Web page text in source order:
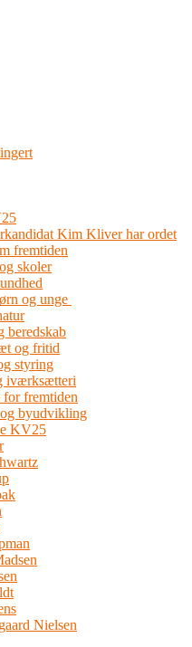
Kim Kliver har ordet
fremtiden
skoler
og unge
beredskab
og fritid
styring
iværksætteri
fremtiden
byudvikling
KV25
Nielsen